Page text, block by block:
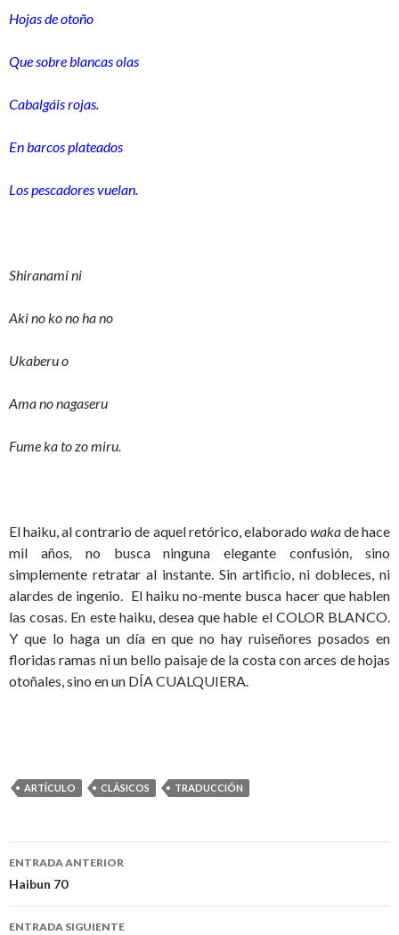
Hojas de otoño
Que sobre blancas olas
Cabalgáis rojas.
En barcos plateados
Los pescadores vuelan.
Shiranami ni
Aki no ko no ha no
Ukaberu o
Ama no nagaseru
Fume ka to zo miru.
El haiku, al contrario de aquel retórico, elaborado wakade hace
mil años, no busca ninguna elegante confusión, sino
simplemente retratar al instante. Sin artificio, ni dobleces, ni
alardes de ingenio. El haiku no-mente busca hacer que hablen
las cosas. En este haiku, desea que hable el COLOR BLANCO.
Y que lo haga un día en que no hay ruiseñores posados en
floridas ramas ni un bello paisaje de la costa con arces de hojas
otoñales, sino en un DÍA CUALQUIERA.
ARTÍCULO CLÁSICOS TRADUCCIÓN
Navegación
de
ENTRADA ANTERIOR
Haibun 70
ENTRADA SIGUIENTE